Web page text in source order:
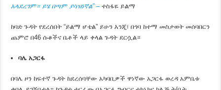
አላደረገም። ይሄ በጣም ያሳዝነኛል”–ተስፋዬ ይልማ
ከባድ ጉዳት የደረሰበት “ይልማ ሆቴል” ይሁን እንጂ፣ በጎባ ከተማ መስታወት መሰባበርን
ጨምሮ በ46 ሱቆችና ቤቶች ላይ ቀላል ጉዳት ደርሷል።
ባሌ አጋርፋ
በባሌ ዞን ከፍተኛ ጉዳት ከደረሰባቸው አካባቢዎች ዋነኛው አጋርፋ ወረዳ አምቤቱ